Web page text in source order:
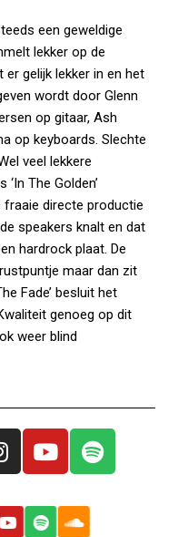
een geweldige
lekker op de
er gelijk lekker in en het
wordt door Glenn
op gitaar, Ash
op keyboards. Slechte
veel lekkere
The Golden’
fraaie directe productie
speakers knalt en dat
hardrock plaat. De
maar dan zit
Fade’ besluit het
genoeg op dit
weer blind